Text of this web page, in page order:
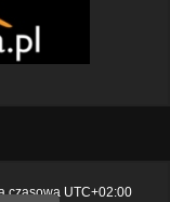
czasowa UTC+02:00